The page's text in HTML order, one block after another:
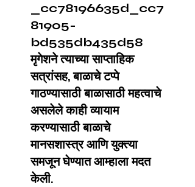
_cc78196635d_cc7
81905-
bd535db435d58
मृगेशने त्याच्या साप्ताहिक
सत्रांसह, बाळाचे टप्पे
गाठण्यासाठी बाळासाठी महत्वाचे
असलेले काही व्यायाम
करण्यासाठी बाळाचे
मानसशास्त्र आणि युक्त्या
समजून घेण्यात आम्हाला मदत
केली.